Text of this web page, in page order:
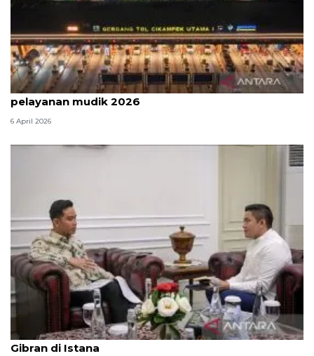
Survei: 88,8 persen responden puas dengan
pelayanan mudik 2026
6 April 2026
Seskab Teddy silaturahmi Idul Fitri ke Wapres
Gibran di Istana